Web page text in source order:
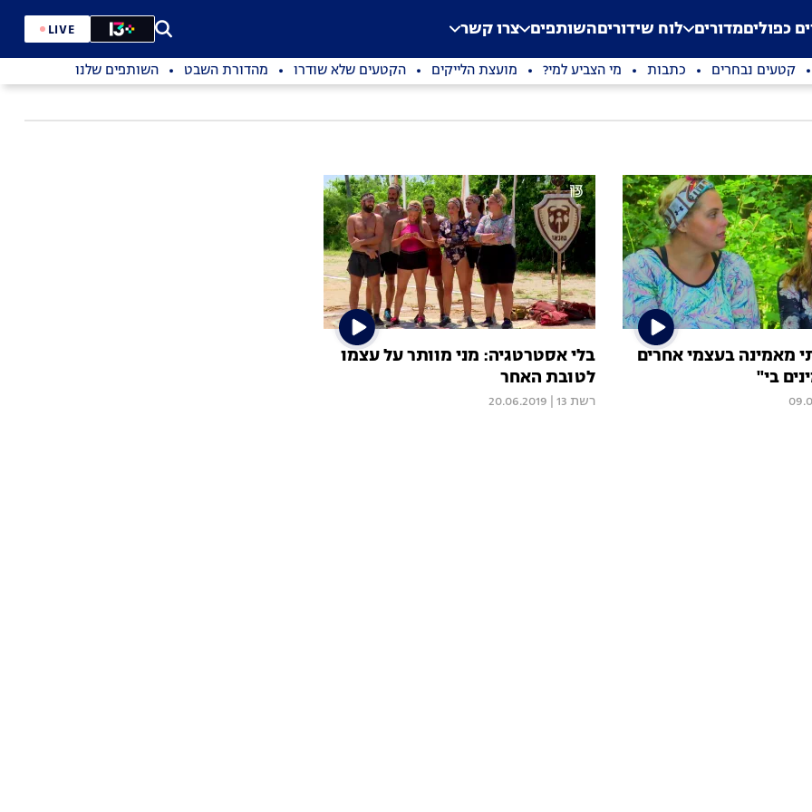
Application error: a
. כפוליםמדורים לוח שידוריםהשותפים צרו קשר LIVE
קטעים נבחרים כתבות מי הצביע למי? מועצת הלייקים הקטעים שלא שודרו מהדורת השבט השותפים שלנו
מאמינה בעצמי אחרים
בי"
בלי אסטרטגיה: מני מוותר על עצמו
לטובת האחר
רשת 13 20.06.2019